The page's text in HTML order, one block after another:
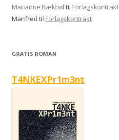
Marianne Bækbøl til Forlagskontrakt
Manfred til Forlagskontrakt
GRATIS ROMAN
T4NKEXPr1m3nt